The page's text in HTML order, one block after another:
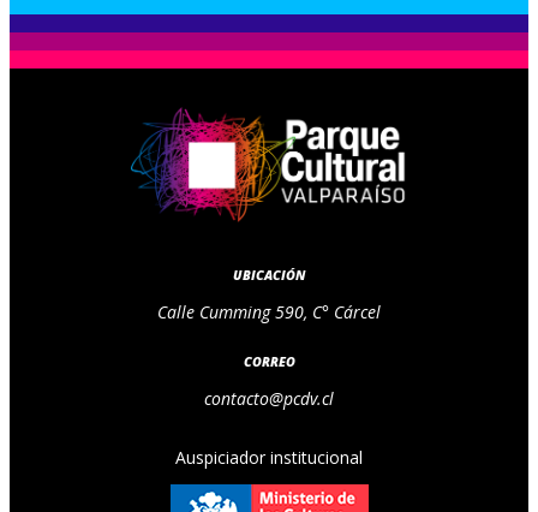
UBICACIÓN
Calle Cumming 590, C° Cárcel
CORREO
contacto@pcdv.cl
Auspiciador institucional